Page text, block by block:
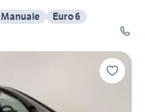
Manuale
Euro 6